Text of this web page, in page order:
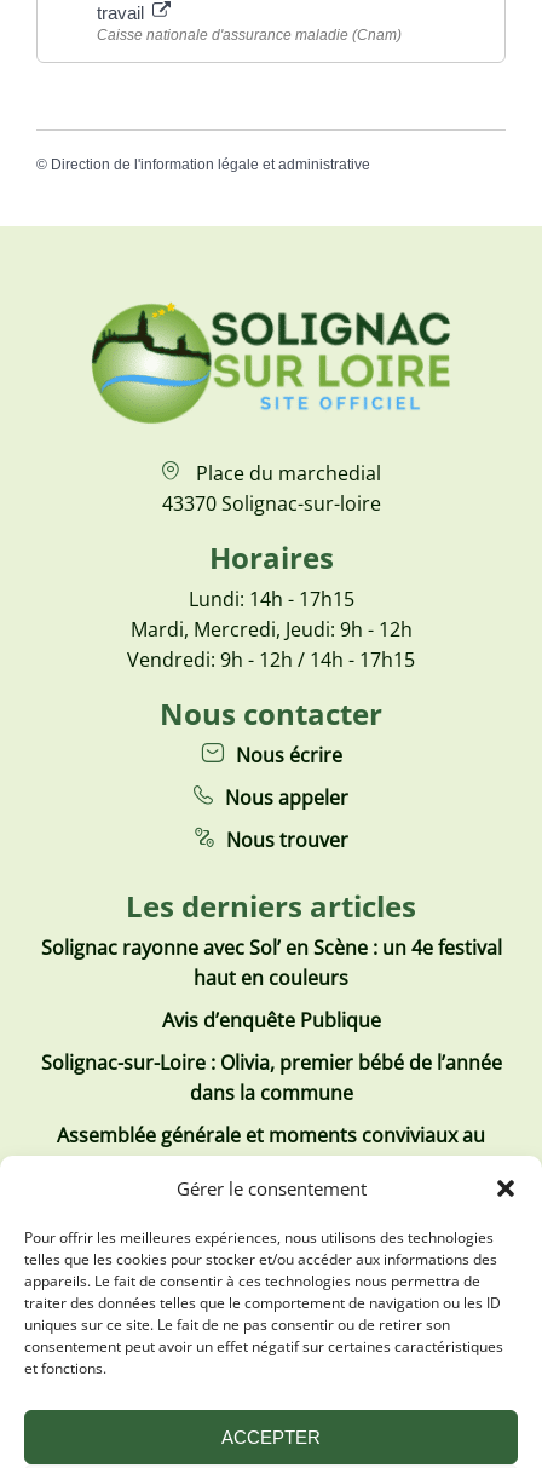
Gérer le consentement
Pour offrir les meilleures expériences, nous utilisons des technologies
telles que les cookies pour stocker et/ou accéder aux informations des
appareils. Le fait de consentir à ces technologies nous permettra de
traiter des données telles que le comportement de navigation ou les ID
uniques sur ce site. Le fait de ne pas consentir ou de retirer son
consentement peut avoir un effet négatif sur certaines caractéristiques
et fonctions.
ACCEPTER
travail
Caisse nationale d'assurance maladie (Cnam)
© Direction de l'information légale et administrative
Place du marchedial
43370 Solignac-sur-loire
Horaires
Lundi: 14h - 17h15
Mardi, Mercredi, Jeudi: 9h - 12h
Vendredi: 9h - 12h / 14h - 17h15
Nous contacter
Nous écrire
Nous appeler
Nous trouver
Les derniers articles
Solignac rayonne avec Sol’ en Scène : un 4e festival
haut en couleurs
Avis d’enquête Publique
Solignac-sur-Loire : Olivia, premier bébé de l’année
dans la commune
Assemblée générale et moments conviviaux au
Les derniers comptes rendus
Conseil municipal 2 juillet 2026
Conseil Municipal du 30 avril 2026